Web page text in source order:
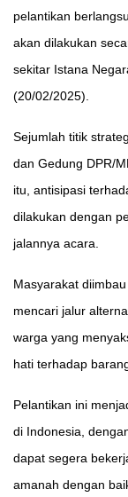
pelantikan
akan dilakukan
sekitar Istana
(20/02/2025).
Sejumlah titik
dan Gedung DPR/
itu, antisipasi
dilakukan dengan
jalannya acara.
Masyarakat
mencari jalur
warga yang
hati terhadap
Pelantikan ini
di Indonesia,
dapat segera
amanah dengan